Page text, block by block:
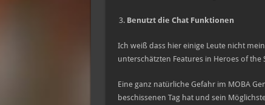
Benutzt die Chat Funktionen
Ich weiß dass hier einige Leute nicht
unterschätzten Features in Heroes of
Eine ganz natürliche Gefahr im MOBA
beschissenen Tag hat und sein